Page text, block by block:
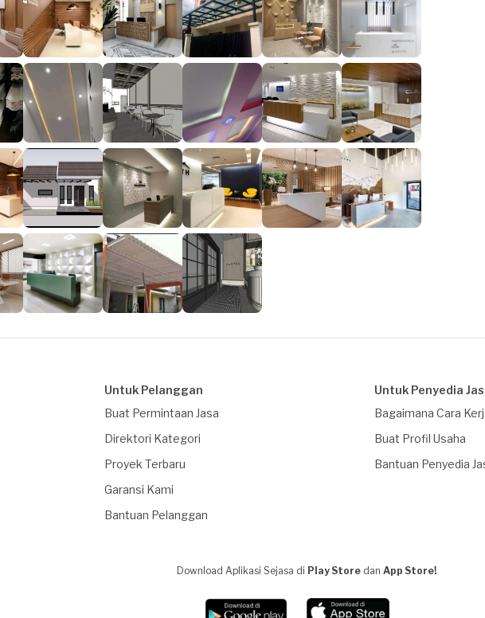
Untuk Pelanggan
Buat Permintaan Jasa
Direktori Kategori
Proyek Terbaru
Garansi Kami
Bantuan Pelanggan
Untuk Penyedia
Bagaimana Cara
Buat Profil Usaha
Bantuan Penyedia
Download Aplikasi Sejasa di Play Store dan App Store!